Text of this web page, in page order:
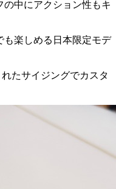
中にアクション性もキ
も楽しめる日本限定モデ
たサイジングでカスタ